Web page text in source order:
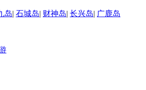
岛| 石城岛| 财神岛| 长兴岛| 广鹿岛